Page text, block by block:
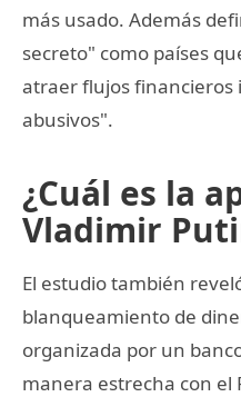
más usado. Además
secreto" como países
atraer flujos financieros
abusivos".
¿Cuál es la
Vladimir
El estudio también
blanqueamiento de
organizada por un
manera estrecha con el